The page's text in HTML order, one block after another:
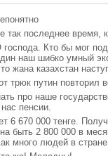
так последнее время,
Кто бы мог
наш шибко умный
жана казахстан
трюк путин повторил
про наше
пенсии.
6 670 000 тенге.
быть 2 800 000 в
много людей в